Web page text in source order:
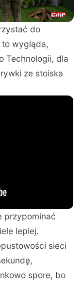
do
to wygląda,
Technologii, dla
ze stoiska
przypominać
lepiej.
sieci
spore, bo